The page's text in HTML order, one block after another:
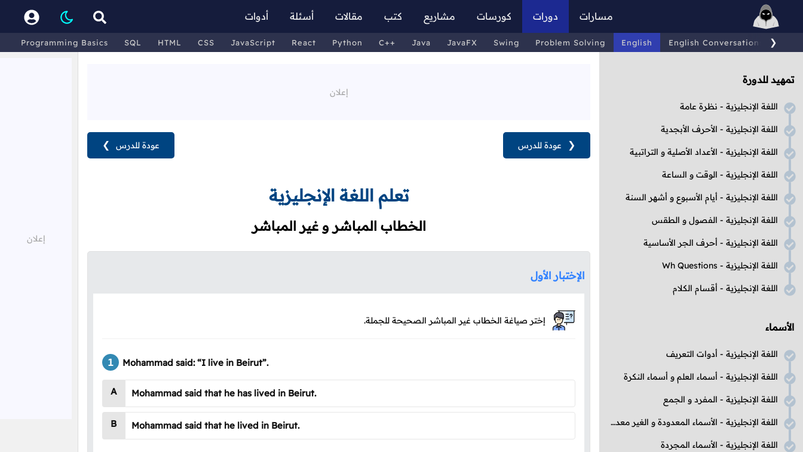
مسارات دورات كورسات مشاريع كتب مقالات أسئلة أدوات
Programming Basics SQL HTML CSS JavaScript React Python C++ Java JavaFX Swing Problem Solving English English Conversations ❯
تمهيد للدورة
اللغة الإنجليزية - نظرة عامة
اللغة الإنجليزية - الأحرف الأبجدية
اللغة الإنجليزية - الأعداد الأصلية و التراتبية
اللغة الإنجليزية - الوقت و الساعة
اللغة الإنجليزية - أيام الأسبوع و أشهر السنة
اللغة الإنجليزية - الفصول و الطقس
اللغة الإنجليزية - أحرف الجر الأساسية
اللغة الإنجليزية - Wh Questions
اللغة الإنجليزية - أقسام الكلام
الأسماء
اللغة الإنجليزية - أدوات التعريف
اللغة الإنجليزية - أسماء العلم و أسماء النكرة
اللغة الإنجليزية - المفرد و الجمع
اللغة الإنجليزية - الأسماء المعدودة و الغير معدودة
اللغة الإنجليزية - الأسماء المجردة
عودة للدرس ❯ ❮ عودة للدرس
تعلم اللغة الإنجليزية
الخطاب المباشر و غير المباشر
الإختبار الأول
إختر صياغة الخطاب غير المباشر الصحيحة للجملة.
Mohammad said: “I live in Beirut”.
A Mohammad said that he has lived in Beirut.
B Mohammad said that he lived in Beirut.